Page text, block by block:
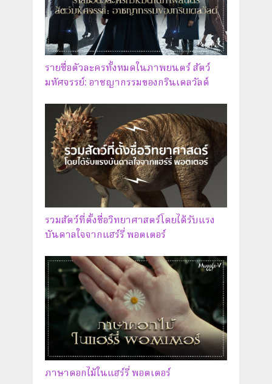
รายชื่อตัวละครทั้งหมดในภาพยนตร์ สัตว์
มหัศจรรย์: อาชญากรรมของกรินเดลวัลด์
รวมสัตว์ที่ตั้งชื่อวิทยาศาสตร์โดยได้รับแรง
บันดาลใจจากแฮร์รี่ พอตเตอร์
ภาษาดอกไม้ในแฮร์รี่ พอตเตอร์